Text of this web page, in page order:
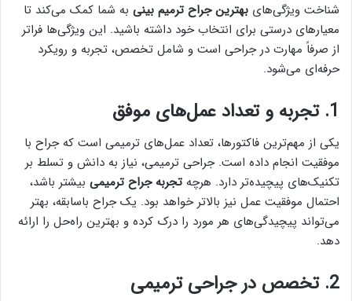
شناخت ویژگی‌های بهترین جراح ترمیم بینی به شما کمک می‌کند تا
معیارهای درستی برای انتخاب خود داشته باشید. این ویژگی‌ها فراتر
از صرفاً مهارت در جراحی است و شامل تخصص، تجربه و رویکرد
حرفه‌ای می‌شود.
1. تجربه و تعداد عمل‌های موفق
یکی از مهم‌ترین فاکتورها، تعداد عمل‌های ترمیمی است که جراح با
موفقیت انجام داده است. جراحی ترمیمی، نیاز به دانش و تسلط بر
تکنیک‌های پیچیده‌تر دارد. هرچه تجربه جراح ترمیمی بیشتر باشد،
احتمال موفقیت عمل نیز بالاتر خواهد بود. یک جراح باسابقه، بهتر
می‌تواند پیچیدگی‌های هر مورد را درک کرده و بهترین راه‌حل را ارائه
دهد.
2. تخصص در جراحی ترمیمی